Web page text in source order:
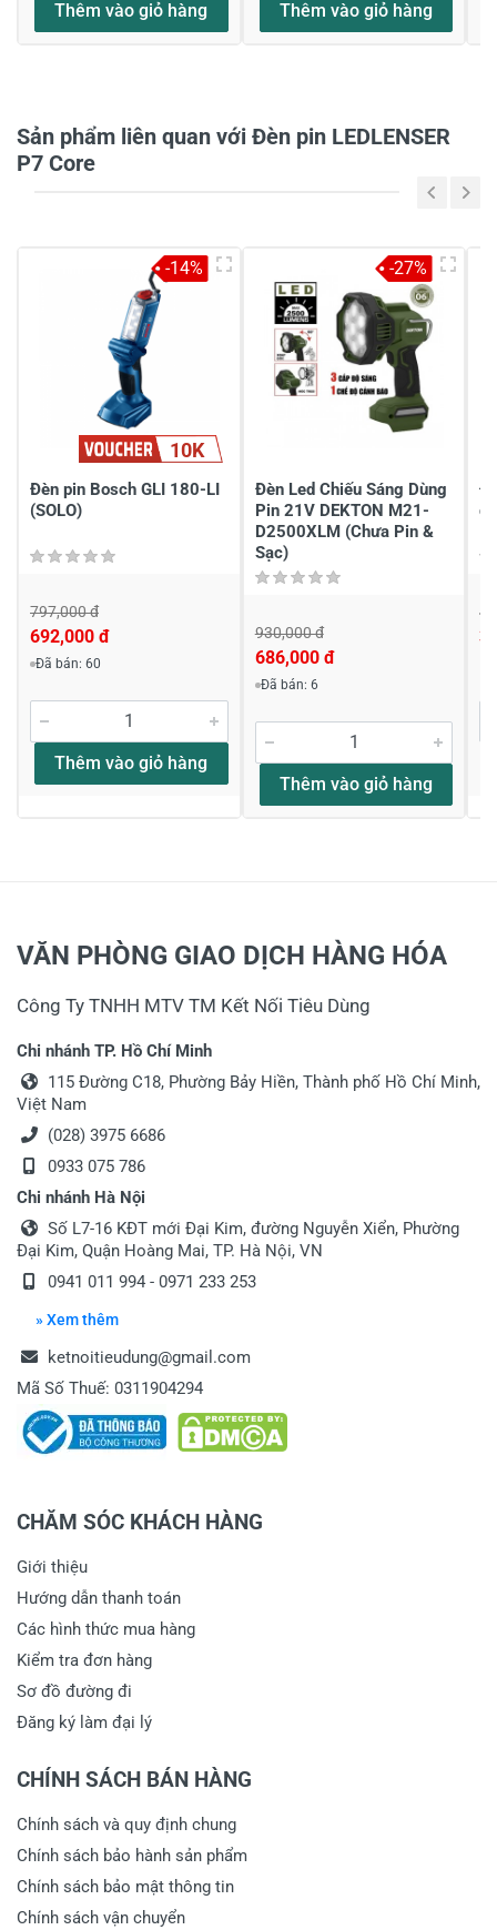
Tiêu đề của nhận xét
Viết nhận xét của bạn vào bên dưới
Gửi nhận xét
Thêm vào giỏ hàng Thêm vào giỏ hàng
Sản phẩm liên quan với Đèn pin LEDLENSER
P7 Core
10K
Đèn pin Bosch GLI 180-LI
(SOLO)
797,000 đ
692,000 đ
Đã bán: 60
Thêm vào giỏ hàng
-14%
Đèn Led Chiếu Sáng Dùng
Pin 21V DEKTON M21-
D2500XLM (Chưa Pin &
Sạc)
930,000 đ
686,000 đ
Đã bán: 6
Thêm vào giỏ hàng
-27%
VĂN PHÒNG GIAO DỊCH HÀNG HÓA
Công Ty TNHH MTV TM Kết Nối Tiêu Dùng
Chi nhánh TP. Hồ Chí Minh
115 Đường C18, Phường Bảy Hiền, Thành phố Hồ Chí Minh,
Việt Nam
(028) 3975 6686
0933 075 786
Chi nhánh Hà Nội
Số L7-16 KĐT mới Đại Kim, đường Nguyễn Xiển, Phường
Đại Kim, Quận Hoàng Mai, TP. Hà Nội, VN
0941 011 994 - 0971 233 253
» Xem thêm
ketnoitieudung@gmail.com
Mã Số Thuế: 0311904294
CHĂM SÓC KHÁCH HÀNG
Giới thiệu
Hướng dẫn thanh toán
Các hình thức mua hàng
Kiểm tra đơn hàng
Sơ đồ đường đi
Đăng ký làm đại lý
CHÍNH SÁCH BÁN HÀNG
Chính sách và quy định chung
Chính sách bảo hành sản phẩm
Chính sách bảo mật thông tin
Chính sách vận chuyển